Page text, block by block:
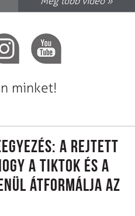
minket!
A rejtett
a TikTok és a
átformálja az